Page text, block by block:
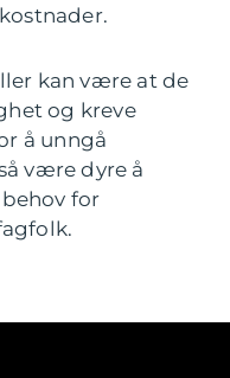
kan være at de
og kreve
å unngå
være dyre å
for